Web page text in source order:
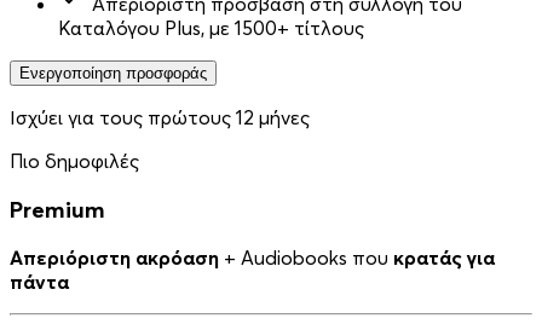
Καταλόγου Plus, με 1500+ τίτλους
Ενεργοποίηση προσφοράς
Ισχύει για τους πρώτους 12 μήνες
Πιο δημοφιλές
Premium
Απεριόριστη ακρόαση + Audiobooks που κρατάς για
πάντα